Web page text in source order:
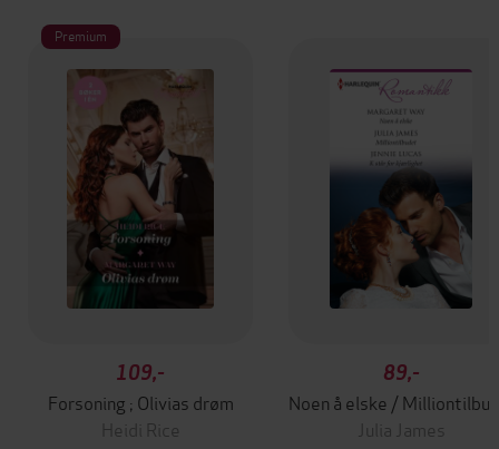
Premium
109,-
Forsoning ; Olivias drøm
Heidi Rice
89,-
Julia James